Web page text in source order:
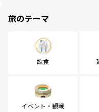
旅のテーマ
飲食
イベント・観戦